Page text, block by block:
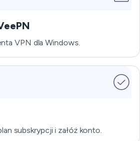
VPN dla Windows.
subskrypcji i załóż konto.